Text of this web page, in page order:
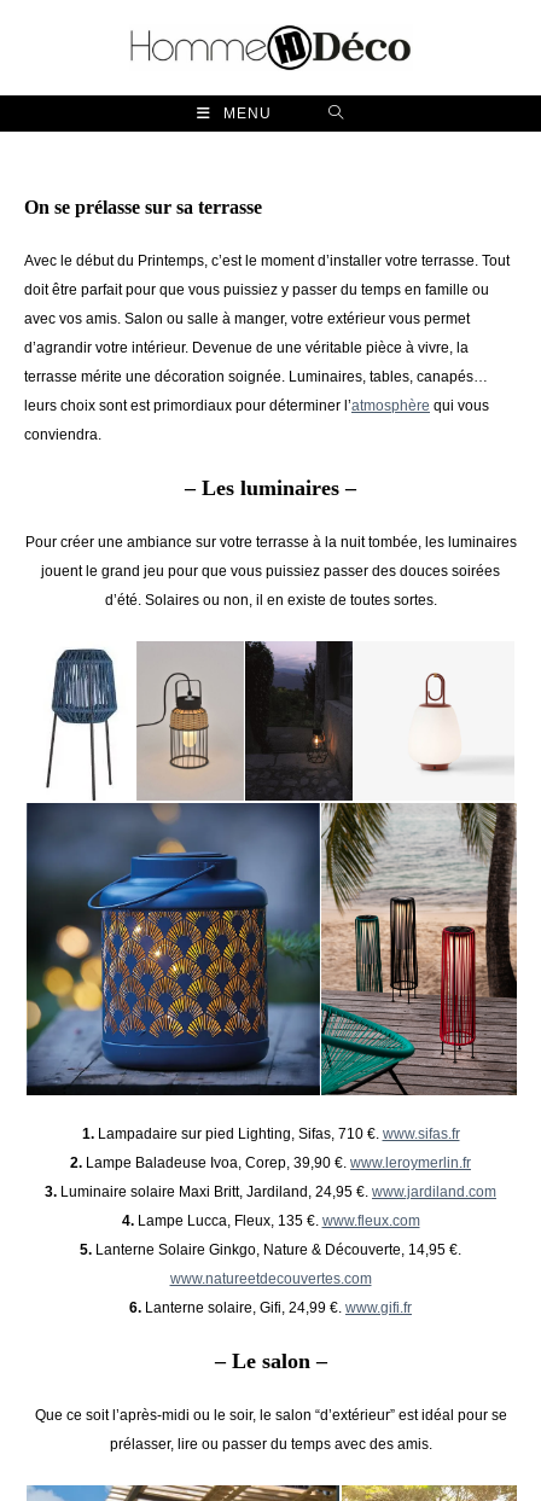
MENU
On se prélasse sur sa terrasse
Avec le début du Printemps, c’est le moment d’installer votre terrasse. Tout
doit être parfait pour que vous puissiez y passer du temps en famille ou
avec vos amis. Salon ou salle à manger, votre extérieur vous permet
d’agrandir votre intérieur. Devenue de une véritable pièce à vivre, la
terrasse mérite une décoration soignée. Luminaires, tables, canapés…
leurs choix sont est primordiaux pour déterminer l’atmosphère qui vous
conviendra.
– Les luminaires –
Pour créer une ambiance sur votre terrasse à la nuit tombée, les luminaires
jouent le grand jeu pour que vous puissiez passer des douces soirées
d’été. Solaires ou non, il en existe de toutes sortes.
1.Lampadaire sur pied Lighting, Sifas, 710 €. www.sifas.fr
2. Lampe Baladeuse Ivoa, Corep, 39,90 €. www.leroymerlin.fr
3. Luminaire solaire Maxi Britt, Jardiland, 24,95 €. www.jardiland.com
4.Lampe Lucca, Fleux, 135 €. www.fleux.com
5. Lanterne Solaire Ginkgo, Nature & Découverte, 14,95 €.
www.natureetdecouvertes.com
6. Lanterne solaire, Gifi, 24,99 €. www.gifi.fr
– Le salon –
Que ce soit l’après-midi ou le soir, le salon “d’extérieur” est idéal pour se
prélasser, lire ou passer du temps avec des amis.